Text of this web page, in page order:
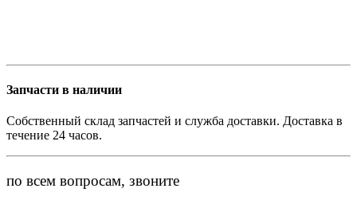
Запчасти в наличии
Собственный склад запчастей и служба доставки. Доставка в
течение 24 часов.
по всем вопросам, звоните